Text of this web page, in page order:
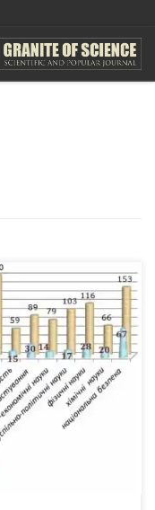
премиям
исполняется
академик Борис
перебывали 380
освещается
журналисты,
nt.gov.ua/),